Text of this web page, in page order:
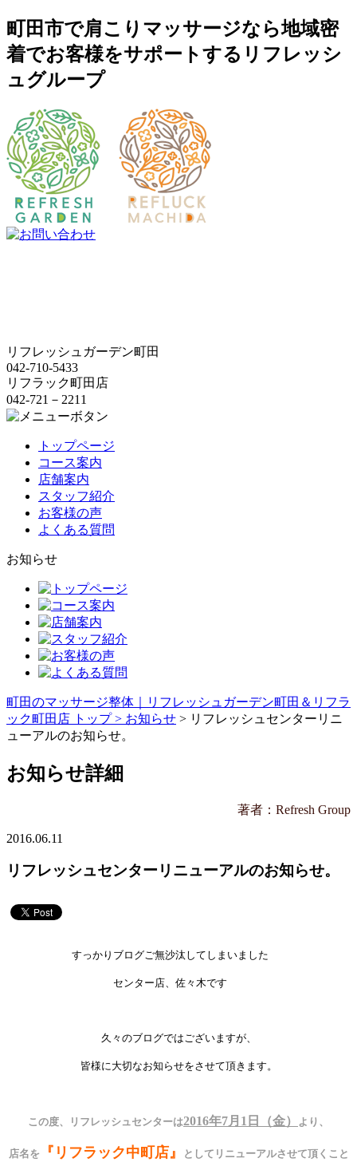
町田市で肩こりマッサージなら地域密
着でお客様をサポートするリフレッシ
ュグループ
リフレッシュガーデン町田
042-710-5433
リフラック町田店
042-721－2211
トップページ
コース案内
店舗案内
スタッフ紹介
お客様の声
よくある質問
お知らせ
町田のマッサージ整体｜リフレッシュガーデン町田＆リフラ
ック町田店 トップ > お知らせ > リフレッシュセンターリニ
ューアルのお知らせ。
お知らせ詳細
著者：Refresh Group
2016.06.11
リフレッシュセンターリニューアルのお知らせ。
すっかりブログご無沙汰してしまいました
センター店、佐々木です
久々のブログではございますが、
皆様に大切なお知らせをさせて頂きます。
この度、リフレッシュセンターは2016年7月1日（金） より、
店名を 『リフラック中町店』
としてリニューアルさせて頂くこと